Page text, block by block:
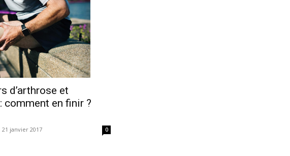
d’arthrose et
comment en finir ?
21 janvier 2017 0